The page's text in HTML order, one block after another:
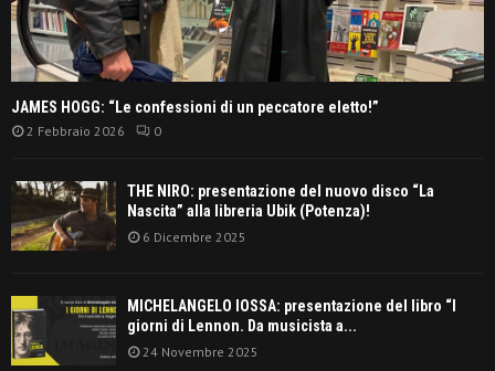
JAMES HOGG: “Le confessioni di un peccatore eletto!”
2 Febbraio 2026 0
THE NIRO: presentazione del nuovo disco “La
Nascita” alla libreria Ubik (Potenza)!
6 Dicembre 2025
MICHELANGELO IOSSA: presentazione del libro “I
giorni di Lennon. Da musicista a...
24 Novembre 2025